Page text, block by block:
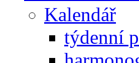
Kalendář
týdenní